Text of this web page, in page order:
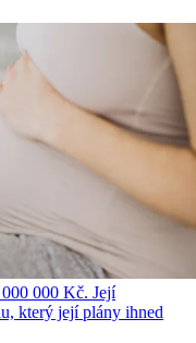
000 Kč. Její
který její plány ihned